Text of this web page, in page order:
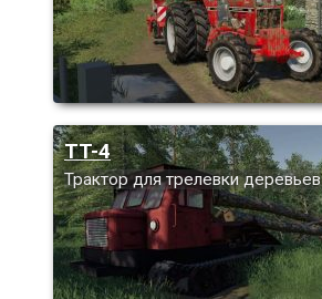
TT-4
Трактор для трелевки деревьев